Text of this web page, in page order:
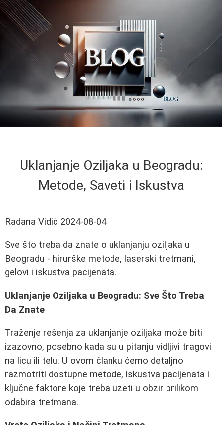
Uklanjanje Oziljaka u Beogradu:
Metode, Saveti i Iskustva
Radana Vidić 2024-08-04
Sve što treba da znate o uklanjanju oziljaka u
Beogradu - hirurške metode, laserski tretmani,
gelovi i iskustva pacijenata.
Uklanjanje Oziljaka u Beogradu: Sve Što Treba
Da Znate
Traženje rešenja za uklanjanje oziljaka može biti
izazovno, posebno kada su u pitanju vidljivi tragovi
na licu ili telu. U ovom članku ćemo detaljno
razmotriti dostupne metode, iskustva pacijenata i
ključne faktore koje treba uzeti u obzir prilikom
odabira tretmana.